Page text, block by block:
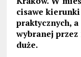
cisawe kierunki
praktycznych,
wybranej przez
duże.